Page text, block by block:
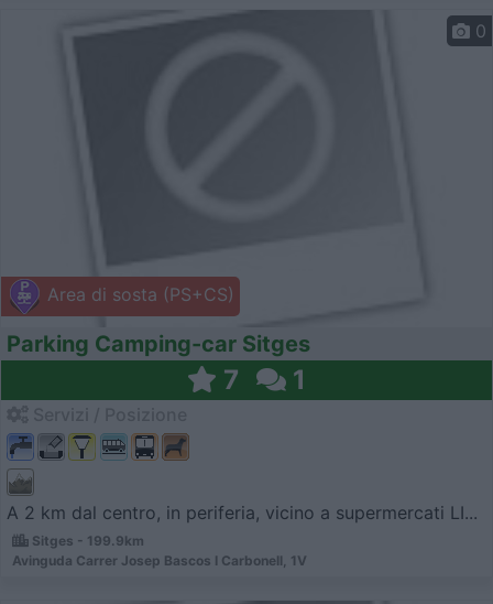
Area di sosta (PS+CS)
0
Parking Camping-car Sitges
7 1
A 2 km dal centro, in periferia, vicino a supermercati LI...
Sitges - 199.9km
Avinguda Carrer Josep Bascos I Carbonell, 1V